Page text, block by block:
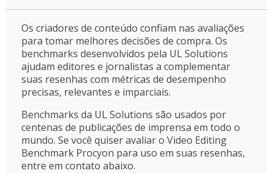
Os criadores de conteúdo confiam nas avaliações
para tomar melhores decisões de compra. Os
benchmarks desenvolvidos pela UL Solutions
ajudam editores e jornalistas a complementar
suas resenhas com métricas de desempenho
precisas, relevantes e imparciais.
Benchmarks da UL Solutions são usados por
centenas de publicações de imprensa em todo o
mundo. Se você quiser avaliar o Video Editing
Benchmark Procyon para uso em suas resenhas,
entre em contato abaixo.